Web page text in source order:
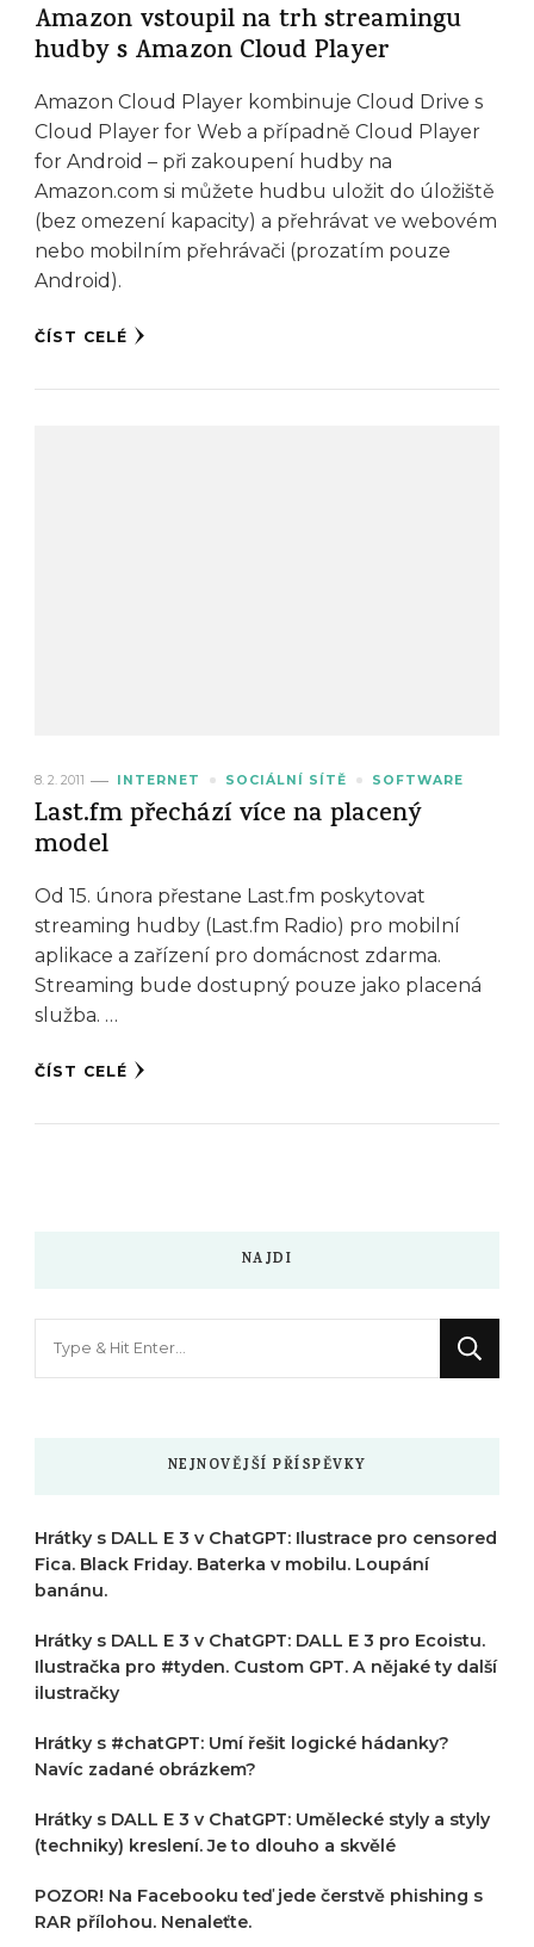
Amazon vstoupil na trh streamingu
hudby s Amazon Cloud Player
Amazon Cloud Player kombinuje Cloud Drive s
Cloud Player for Web a případně Cloud Player
for Android – při zakoupení hudby na
Amazon.com si můžete hudbu uložit do úložiště
(bez omezení kapacity) a přehrávat ve webovém
nebo mobilním přehrávači (prozatím pouze
Android).
ČÍST CELÉ
8. 2. 2011 INTERNET SOCIÁLNÍ SÍTĚ SOFTWARE
Last.fm přechází více na placený
model
Od 15. února přestane Last.fm poskytovat
streaming hudby (Last.fm Radio) pro mobilní
aplikace a zařízení pro domácnost zdarma.
Streaming bude dostupný pouze jako placená
služba. …
ČÍST CELÉ
NAJDI
NEJNOVĚJŠÍ PŘÍSPĚVKY
Hrátky s DALL E 3 v ChatGPT: Ilustrace pro censored
Fica. Black Friday. Baterka v mobilu. Loupání
banánu.
Hrátky s DALL E 3 v ChatGPT: DALL E 3 pro Ecoistu.
Ilustračka pro #tyden. Custom GPT. A nějaké ty další
ilustračky
Hrátky s #chatGPT: Umí řešit logické hádanky?
Navíc zadané obrázkem?
Hrátky s DALL E 3 v ChatGPT: Umělecké styly a styly
(techniky) kreslení. Je to dlouho a skvělé
POZOR! Na Facebooku teď jede čerstvě phishing s
RAR přílohou. Nenaleťte.